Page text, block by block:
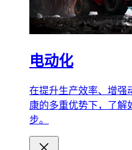
电动化
在提升生产效率、增强
康的多重优势下，了解
步。